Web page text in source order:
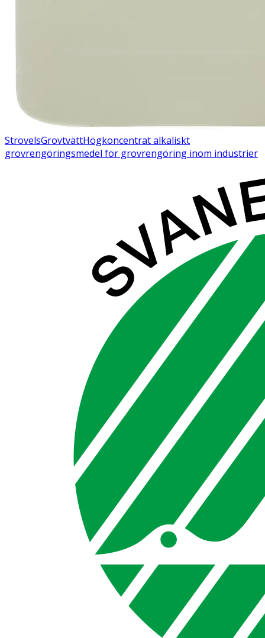
StrovelsGrovtvättHögkoncentrat alkaliskt
grovrengöringsmedel för grovrengöring inom industrier